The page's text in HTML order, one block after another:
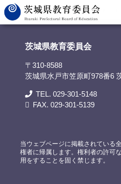
茨城県教育委員会>リンク集>茨城県教育研
茨城県教育委員会
〒310-8588
茨城県水戸市笠原町978番6
TEL. 029-301-5148
FAX. 029-301-5139
当ウェブページに掲載されている
権者に帰属します。権利者の許可
用をすることを固く禁じます。